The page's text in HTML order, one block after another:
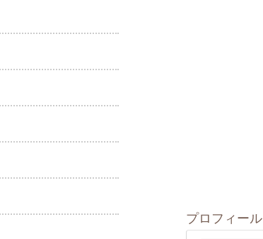
プロフィール